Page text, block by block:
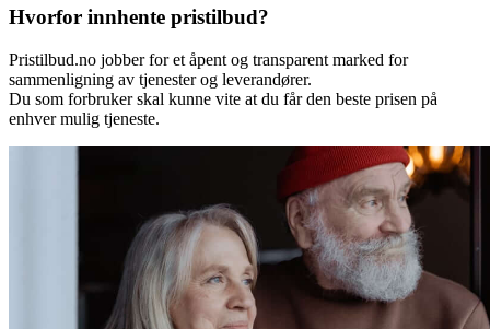
Hvorfor innhente pristilbud?
Pristilbud.no jobber for et åpent og transparent marked for
sammenligning av tjenester og leverandører.
Du som forbruker skal kunne vite at du får den beste prisen på
enhver mulig tjeneste.